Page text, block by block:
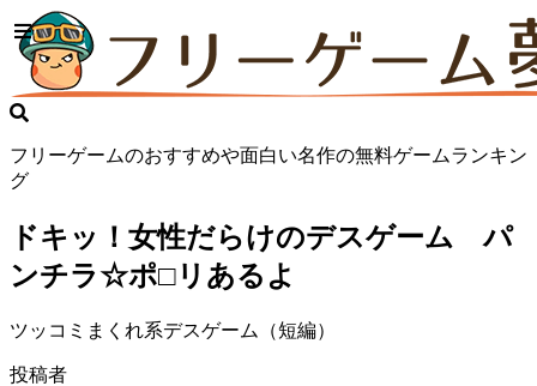
フリーゲームのおすすめや面白い名作の無料ゲームランキン
グ
ドキッ！女性だらけのデスゲーム パ
ンチラ☆ポ□リあるよ
ツッコミまくれ系デスゲーム（短編）
投稿者